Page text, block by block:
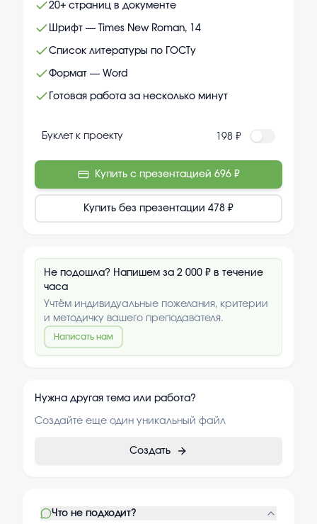
20+ страниц в документе
Шрифт — Times New Roman, 14
Список литературы по ГОСТу
Формат — Word
Готовая работа за несколько минут
Буклет к проекту 198 ₽
Купить с презентацией 696 ₽
Купить без презентации 478 ₽
Не подошла? Напишем за 2 000 ₽ в течение
часа
Учтём индивидуальные пожелания, критерии
и методичку вашего преподавателя.
Написать нам
Нужна другая тема или работа?
Создайте еще один уникальный файл
Создать
Что не подходит?